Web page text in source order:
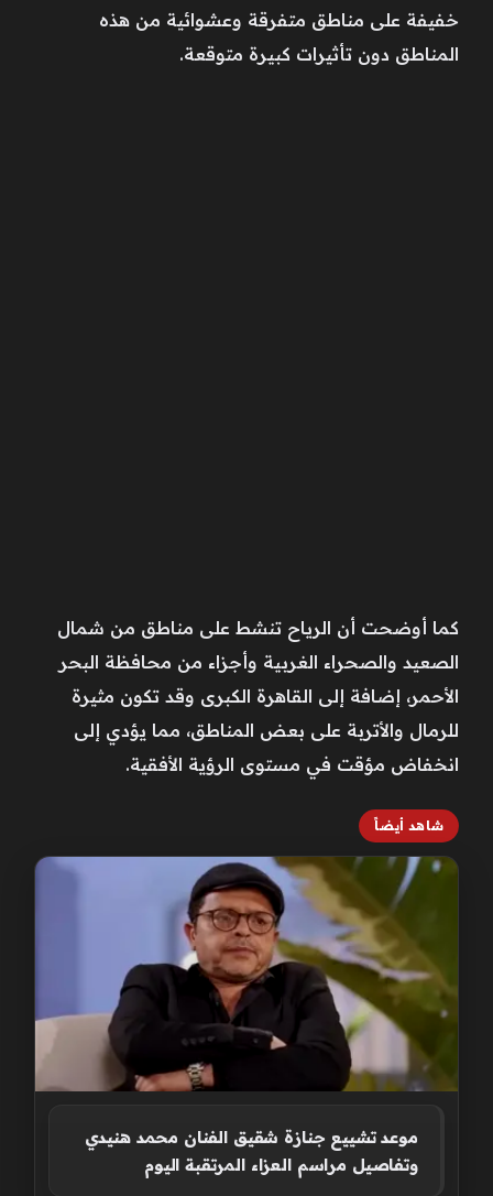
خفيفة على مناطق متفرقة وعشوائية من هذه
المناطق دون تأثيرات كبيرة متوقعة.
كما أوضحت أن الرياح تنشط على مناطق من شمال
الصعيد والصحراء الغربية وأجزاء من محافظة البحر
الأحمر، إضافة إلى القاهرة الكبرى وقد تكون مثيرة
للرمال والأتربة على بعض المناطق، مما يؤدي إلى
انخفاض مؤقت في مستوى الرؤية الأفقية.
شاهد أيضاً
موعد تشييع جنازة شقيق الفنان محمد هنيدي
وتفاصيل مراسم العزاء المرتقبة اليوم